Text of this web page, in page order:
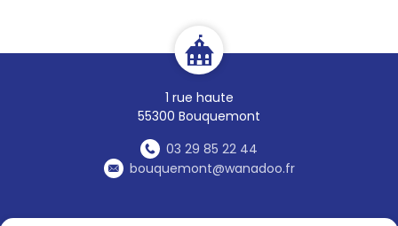
1 rue haute
55300 Bouquemont
03 29 85 22 44
bouquemont@wanadoo.fr